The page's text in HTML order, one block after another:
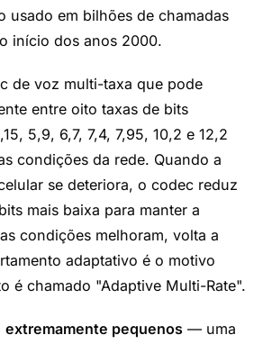
usado em bilhões de chamadas
início dos anos 2000.
de voz multi-taxa que pode
entre oito taxas de bits
5,9, 6,7, 7,4, 7,95, 10,2 e 12,2
condições da rede. Quando a
se deteriora, o codec reduz
mais baixa para manter a
condições melhoram, volta a
adaptativo é o motivo
é chamado "Adaptive Multi-Rate".
extremamente pequenos — uma